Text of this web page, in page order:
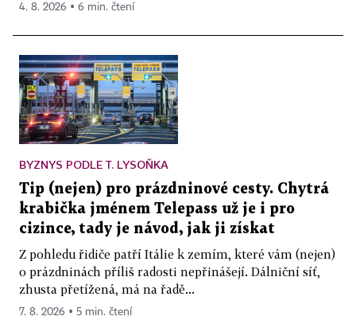
4. 8. 2026 ▪ 6 min. čtení
BYZNYS PODLE T. LYSOŇKA
Tip (nejen) pro prázdninové cesty. Chytrá
krabička jménem Telepass už je i pro
cizince, tady je návod, jak ji získat
Z pohledu řidiče patří Itálie k zemím, které vám (nejen)
o prázdninách příliš radosti nepřinášejí. Dálniční síť,
zhusta přetížená, má na řadě...
7. 8. 2026 ▪ 5 min. čtení